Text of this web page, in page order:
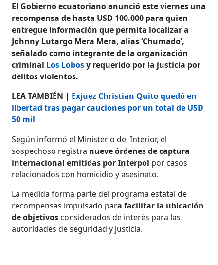
El Gobierno ecuatoriano anunció este viernes una
recompensa de hasta USD 100.000 para quien
entregue información que permita localizar a
Johnny Lutargo Mera Mera, alias ‘Chumado’,
señalado como integrante de la organización
criminal Los Lobosy requerido por la justicia por
delitos violentos.
LEA TAMBIÉN | Exjuez Christian Quito quedó en
libertad tras pagar cauciones por un total de USD
50 mil
Según informó el Ministerio del Interior, el
sospechoso registra nueve órdenes de captura
internacional emitidas por Interpol por casos
relacionados con homicidio y asesinato.
La medida forma parte del programa estatal de
recompensas impulsado para facilitar la ubicación
de objetivos considerados de interés para las
autoridades de seguridad y justicia.